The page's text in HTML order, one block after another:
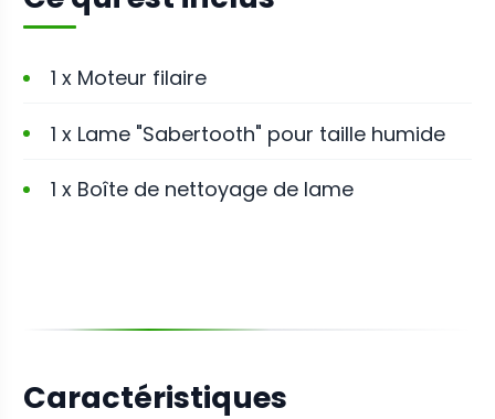
1 x Moteur filaire
1 x Lame "Sabertooth" pour taille humide
1 x Boîte de nettoyage de lame
Caractéristiques